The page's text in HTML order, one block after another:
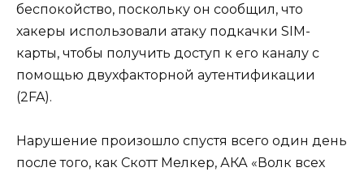
беспокойство, поскольку он сообщил, что
хакеры использовали атаку подкачки SIM-
карты, чтобы получить доступ к его каналу с
помощью двухфакторной аутентификации
(2FA).
Нарушение произошло спустя всего один день
после того, как Скотт Мелкер, АКА «Волк всех